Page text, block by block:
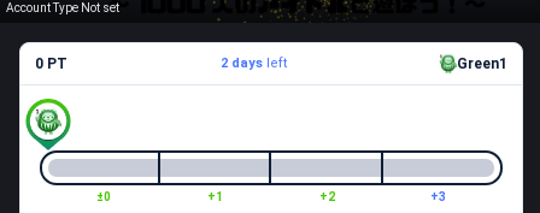
Account Type Not set
0 PT 2 daysleft Green1
±0 +1 +2 +3